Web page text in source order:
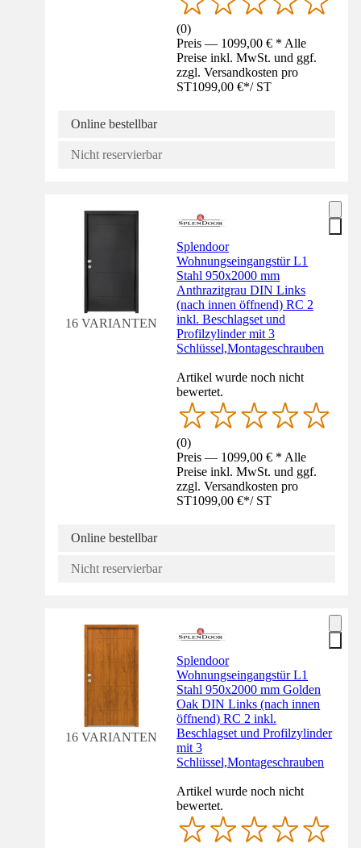
(0)
Preis — 1099,00 € * Alle
Preise inkl. MwSt. und ggf.
zzgl. Versandkosten pro
ST1099,00 €*/ ST
Online bestellbar
Nicht reservierbar
16 VARIANTEN
Splendoor
Wohnungseingangstür L1
Stahl 950x2000 mm
Anthrazitgrau DIN Links
(nach innen öffnend) RC 2
inkl. Beschlagset und
Profilzylinder mit 3
Schlüssel,Montageschrauben
Artikel wurde noch nicht
bewertet.
(0)
Preis — 1099,00 € * Alle
Preise inkl. MwSt. und ggf.
zzgl. Versandkosten pro
ST1099,00 €*/ ST
Online bestellbar
Nicht reservierbar
16 VARIANTEN
Splendoor
Wohnungseingangstür L1
Stahl 950x2000 mm Golden
Oak DIN Links (nach innen
öffnend) RC 2 inkl.
Beschlagset und Profilzylinder
mit 3
Schlüssel,Montageschrauben
Artikel wurde noch nicht
bewertet.